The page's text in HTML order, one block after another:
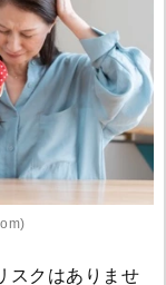
スクはありませ